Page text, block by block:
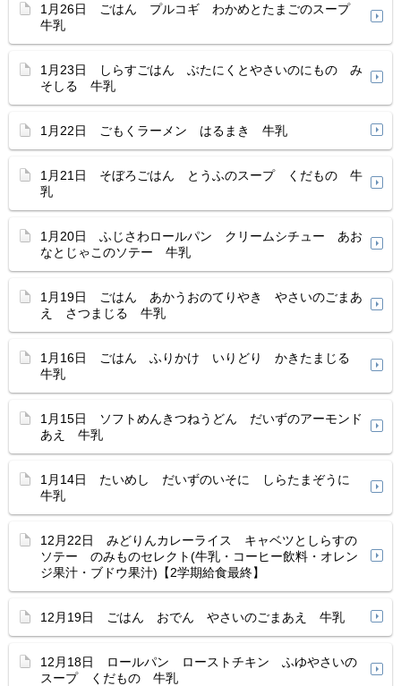
1月26日 ごはん プルコギ わかめとたまごのスープ
牛乳
1月23日 しらすごはん ぶたにくとやさいのにもの み
そしる 牛乳
1月22日 ごもくラーメン はるまき 牛乳
1月21日 そぼろごはん とうふのスープ くだもの 牛
乳
1月20日 ふじさわロールパン クリームシチュー あお
なとじゃこのソテー 牛乳
1月19日 ごはん あかうおのてりやき やさいのごまあ
え さつまじる 牛乳
1月16日 ごはん ふりかけ いりどり かきたまじる
牛乳
1月15日 ソフトめんきつねうどん だいずのアーモンド
あえ 牛乳
1月14日 たいめし だいずのいそに しらたまぞうに
牛乳
12月22日 みどりんカレーライス キャベツとしらすの
ソテー のみものセレクト(牛乳・コーヒー飲料・オレン
ジ果汁・ブドウ果汁)【2学期給食最終】
12月19日 ごはん おでん やさいのごまあえ 牛乳
12月18日 ロールパン ローストチキン ふゆやさいの
スープ くだもの 牛乳